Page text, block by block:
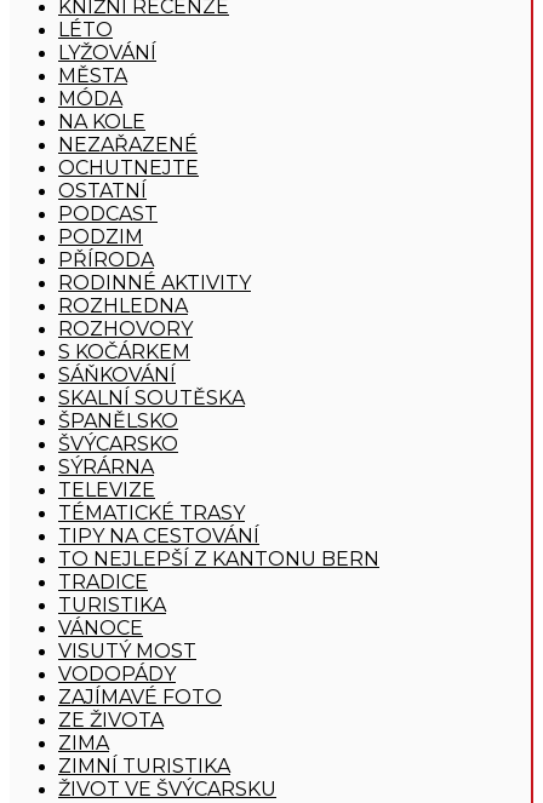
KNIŽNÍ RECENZE
LÉTO
LYŽOVÁNÍ
MĚSTA
MÓDA
NA KOLE
NEZAŘAZENÉ
OCHUTNEJTE
OSTATNÍ
PODCAST
PODZIM
PŘÍRODA
RODINNÉ AKTIVITY
ROZHLEDNA
ROZHOVORY
S KOČÁRKEM
SÁŇKOVÁNÍ
SKALNÍ SOUTĚSKA
ŠPANĚLSKO
ŠVÝCARSKO
SÝRÁRNA
TELEVIZE
TÉMATICKÉ TRASY
TIPY NA CESTOVÁNÍ
TO NEJLEPŠÍ Z KANTONU BERN
TRADICE
TURISTIKA
VÁNOCE
VISUTÝ MOST
VODOPÁDY
ZAJÍMAVÉ FOTO
ZE ŽIVOTA
ZIMA
ZIMNÍ TURISTIKA
ŽIVOT VE ŠVÝCARSKU